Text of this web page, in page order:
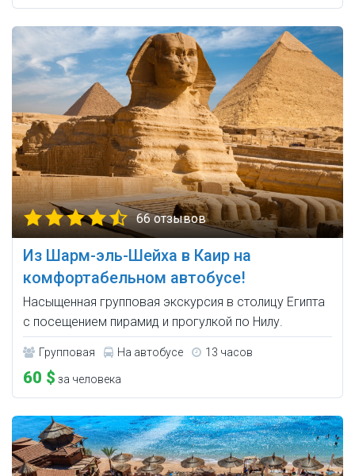
66 отзывов
Из Шарм-эль-Шейха в Каир на
комфортабельном автобусе!
Насыщенная групповая экскурсия в столицу Египта
с посещением пирамид и прогулкой по Нилу.
Групповая На автобусе 13 часов
60 $ за человека